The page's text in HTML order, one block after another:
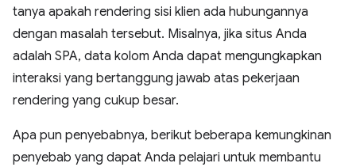
tanya apakah rendering sisi klien ada hubungannya
dengan masalah tersebut. Misalnya, jika situs Anda
adalah SPA, data kolom Anda dapat mengungkapkan
interaksi yang bertanggung jawab atas pekerjaan
rendering yang cukup besar.
Apa pun penyebabnya, berikut beberapa kemungkinan
penyebab yang dapat Anda pelajari untuk membantu